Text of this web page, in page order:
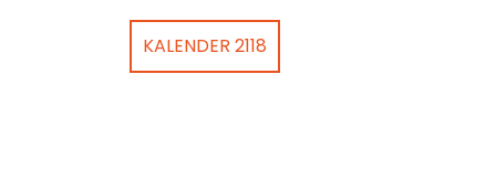
KALENDER 2118